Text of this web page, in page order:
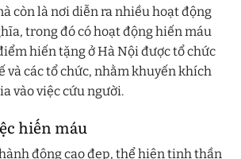
còn là nơi diễn ra nhiều hoạt động
trong đó có hoạt động hiến máu
hiến tặng ở Hà Nội được tổ chức
và các tổ chức, nhằm khuyến khích
vào việc cứu người.
hiến máu
động cao đẹp, thể hiện tinh thần